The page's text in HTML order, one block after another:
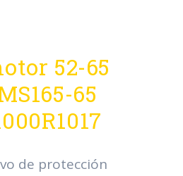
52-65
65
de protección